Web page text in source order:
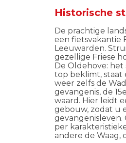
Historische
De prachtige
een fietsvakantie
Leeuwarden.
gezellige Friese
De Oldehove: het
top beklimt, staat
weer zelfs de
gevangenis, de
waard. Hier leidt
gebouw, zodat u
gevangenisleven.
per
andere de Waag,